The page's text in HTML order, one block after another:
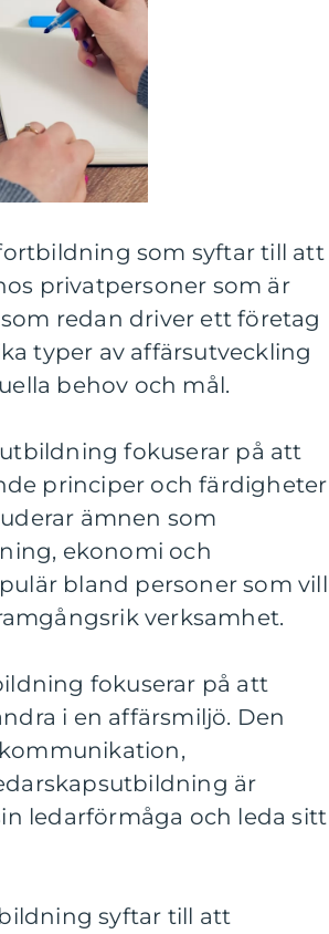
som syftar till att
privatpersoner som är
redan driver ett företag
typer av affärsutveckling
behov och mål.
fokuserar på att
principer och färdigheter
ämnen som
ekonomi och
bland personer som vill
verksamhet.
fokuserar på att
i en affärsmiljö. Den
är
ledarförmåga och leda sitt
syftar till att